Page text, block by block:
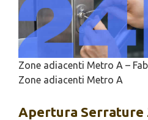
Zone adiacenti Metro A –
Zone adiacenti Metro A
Apertura Serrature